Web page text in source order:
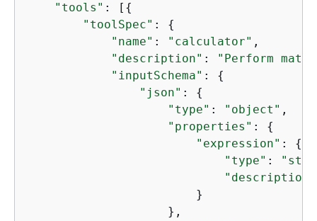
"tools" : [ {
"toolSpec" : {
"name" : "calculator" ,
"description" :
"Perform
"inputSchema" : {
"json" : {
"type" : "object" ,
"properties" : {
"expression" : {
"type" :
"description"
                        }
                    },